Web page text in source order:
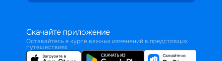
Скачайте приложение
Оставайтесь в курсе важных изменений в предстоящих
путешествиях